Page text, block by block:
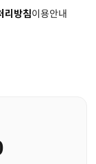
리방침이용안내